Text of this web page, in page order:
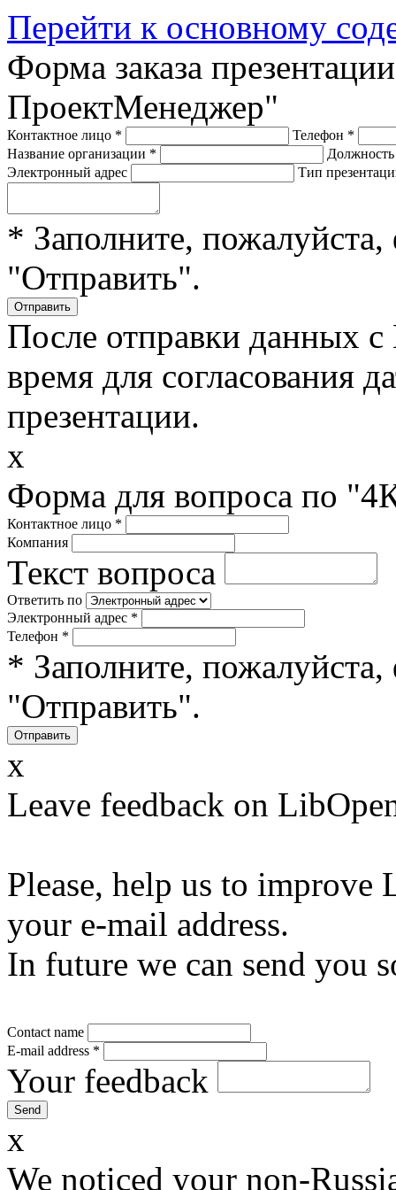
Перейти к основному
Форма заказа
ПроектМенеджер"
Контактное лицо * Телефон *
Название организации *
Электронный адрес
Тип
* Заполните,
"Отправить".
После отправки данных
время для согласования
презентации.
x
Форма для вопроса по
Контактное лицо *
Компания
Текст вопроса
Ответить по
Электронный адрес *
Телефон *
* Заполните,
"Отправить".
x
Leave feedback on
Please, help us to
your e-mail address.
In future we can send you
Contact name
E-mail address *
Your feedback
x
We noticed your non-